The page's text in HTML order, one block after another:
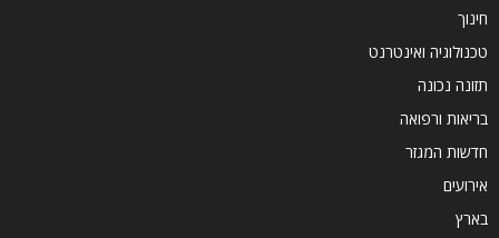
חינוך
טכנולוגיה ואינטרנט
תזונה נכונה
בריאות ורפואה
חדשות המגזר
אירועים
בארץ